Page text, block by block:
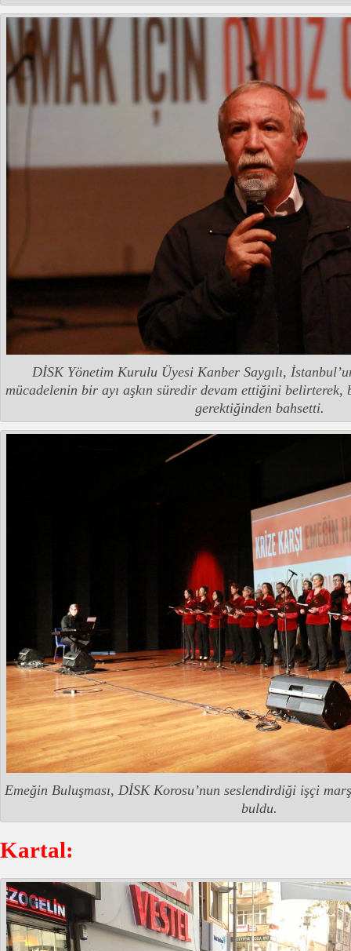
DİSK Yönetim Kurulu Üyesi Kanber Saygılı,
mücadelenin bir ayı aşkın süredir devam ettiğini belirterek,
gerektiğinden bahsetti.
Emeğin Buluşması, DİSK Korosu’nun seslendirdiği işçi
buldu.
Kartal: